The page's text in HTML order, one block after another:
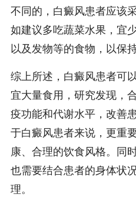
不同的，白癜风患者应该
如建议多吃蔬菜水果，宜
以及发物等的食物，以保
综上所述，白癜风患者可
宜大量食用，研究发现，
疫功能和代谢水平，改善
于白癜风患者来说，更重
康、合理的饮食风格。同
也需要结合患者的身体状
理。